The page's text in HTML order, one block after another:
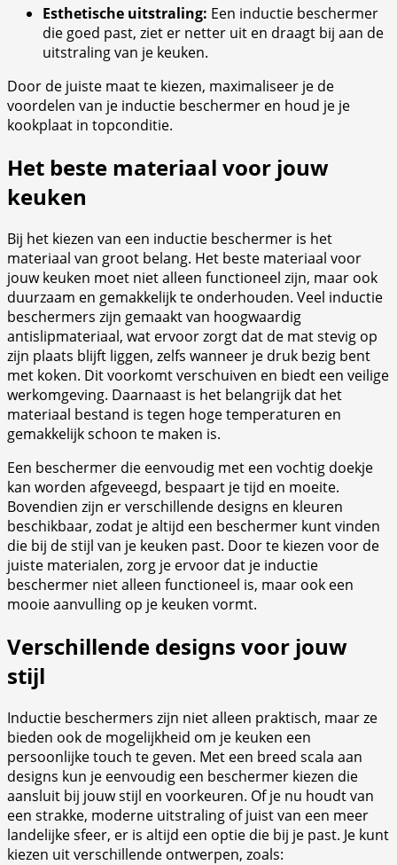
Esthetische uitstraling: Een inductie beschermer
die goed past, ziet er netter uit en draagt bij aan de
uitstraling van je keuken.
Door de juiste maat te kiezen, maximaliseer je de
voordelen van je inductie beschermer en houd je je
kookplaat in topconditie.
Het beste materiaal voor jouw
keuken
Bij het kiezen van een inductie beschermer is het
materiaal van groot belang. Het beste materiaal voor
jouw keuken moet niet alleen functioneel zijn, maar ook
duurzaam en gemakkelijk te onderhouden. Veel inductie
beschermers zijn gemaakt van hoogwaardig
antislipmateriaal, wat ervoor zorgt dat de mat stevig op
zijn plaats blijft liggen, zelfs wanneer je druk bezig bent
met koken. Dit voorkomt verschuiven en biedt een veilige
werkomgeving. Daarnaast is het belangrijk dat het
materiaal bestand is tegen hoge temperaturen en
gemakkelijk schoon te maken is.
Een beschermer die eenvoudig met een vochtig doekje
kan worden afgeveegd, bespaart je tijd en moeite.
Bovendien zijn er verschillende designs en kleuren
beschikbaar, zodat je altijd een beschermer kunt vinden
die bij de stijl van je keuken past. Door te kiezen voor de
juiste materialen, zorg je ervoor dat je inductie
beschermer niet alleen functioneel is, maar ook een
mooie aanvulling op je keuken vormt.
Verschillende designs voor jouw
stijl
Inductie beschermers zijn niet alleen praktisch, maar ze
bieden ook de mogelijkheid om je keuken een
persoonlijke touch te geven. Met een breed scala aan
designs kun je eenvoudig een beschermer kiezen die
aansluit bij jouw stijl en voorkeuren. Of je nu houdt van
een strakke, moderne uitstraling of juist van een meer
landelijke sfeer, er is altijd een optie die bij je past. Je kunt
kiezen uit verschillende ontwerpen, zoals: